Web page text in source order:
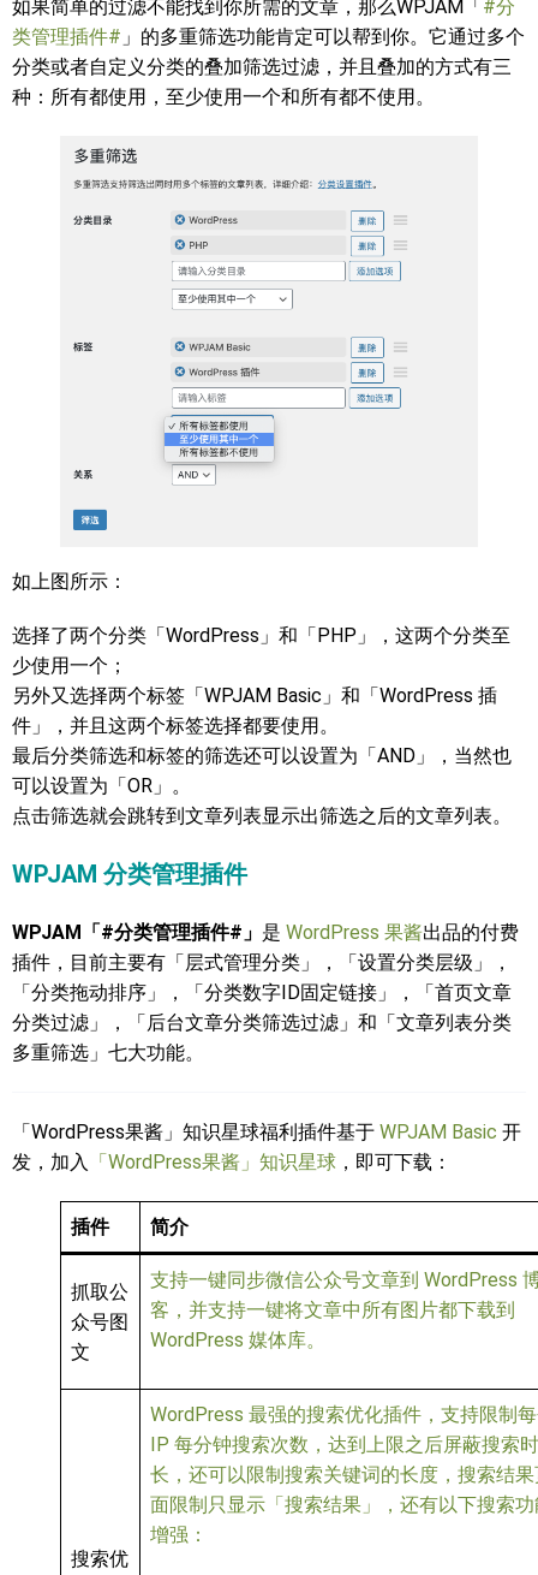
如果简单的过滤不能找到你所需的文章，那么WPJAM「 #分
类管理插件# 」的多重筛选功能肯定可以帮到你。它通过多个
分类或者自定义分类的叠加筛选过滤，并且叠加的方式有三
种：所有都使用，至少使用一个和所有都不使用。
如上图所示：
选择了两个分类「WordPress」和「PHP」，这两个分类至
少使用一个；
另外又选择两个标签「WPJAM Basic」和「WordPress 插
件」，并且这两个标签选择都要使用。
最后分类筛选和标签的筛选还可以设置为「AND」，当然也
可以设置为「OR」。
点击筛选就会跳转到文章列表显示出筛选之后的文章列表。
WPJAM 分类管理插件
WPJAM「#分类管理插件#」 是 WordPress 果酱出品的付费
插件，目前主要有「层式管理分类」，「设置分类层级」，
「分类拖动排序」，「分类数字ID固定链接」，「首页文章
分类过滤」，「后台文章分类筛选过滤」和「文章列表分类
多重筛选」七大功能。
「WordPress果酱」知识星球福利插件基于 WPJAM Basic 开
发，加入 「WordPress果酱」知识星球 ，即可下载：
插件 简介
抓取公
众号图
文
支持一键同步微信公众号文章到 WordPress
客，并支持一键将文章中所有图片都下载到
WordPress 媒体库。
搜索优
WordPress 最强的搜索优化插件，支持限制
IP 每分钟搜索次数，达到上限之后屏蔽搜索时
长，还可以限制搜索关键词的长度，搜索结
面限制只显示「搜索结果」，还有以下搜索
增强：